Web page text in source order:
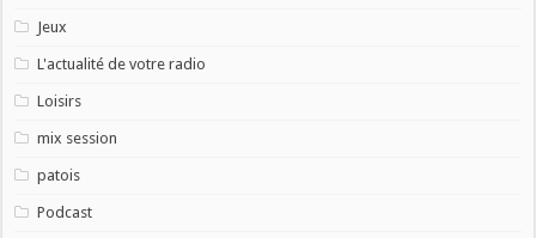
Jeux
L'actualité de votre radio
Loisirs
mix session
patois
Podcast